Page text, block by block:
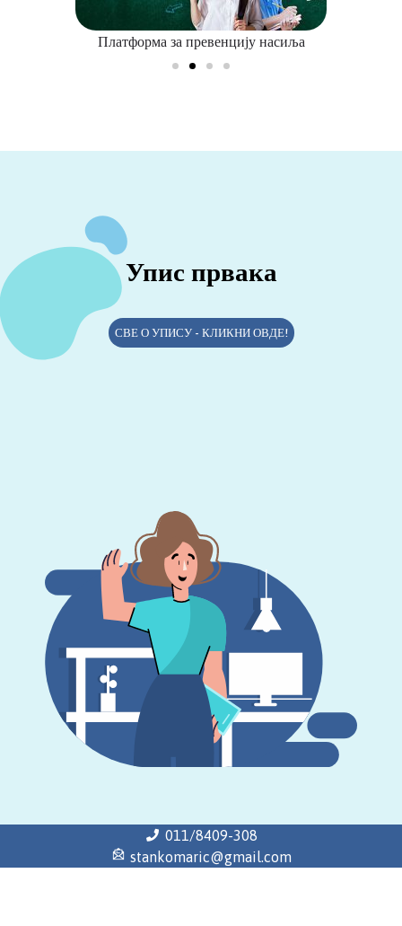
Платформа за превенцију насиља
Упис првака
СВЕ О УПИСУ - КЛИКНИ ОВДЕ!
011/8409-308
stankomaric@gmail.com